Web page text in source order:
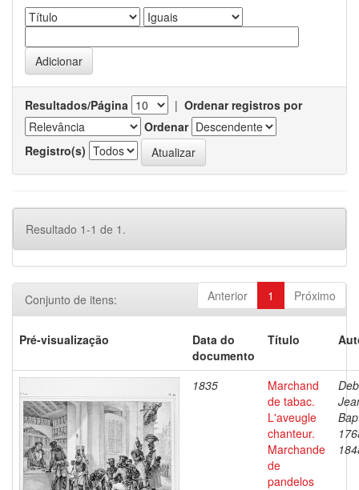
Resultados/Página | Ordenar registros por
Ordenar
Registro(s)
Resultado 1-1 de 1.
Anterior 1 Próximo
Conjunto de itens:
Pré-visualização
Data do
documento
Título
1835
Marchand
de tabac.
L'aveugle
chanteur.
Marchande
de
pandelos